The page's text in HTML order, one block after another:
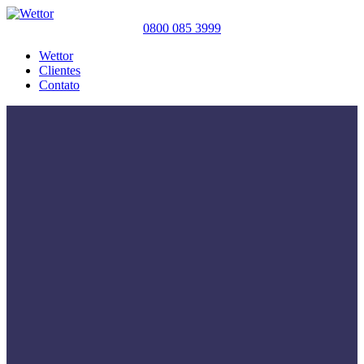
0800 085 3999
Wettor
Clientes
Contato